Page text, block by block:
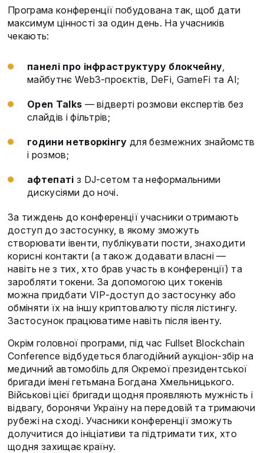
Програма конференції побудована так, щоб дати
максимум цінності за один день. На учасників
чекають:
панелі про інфраструктуру блокчейну
майбутнє Web3-проєктів, DeFi, GameFi та AI;
Open Talks — відверті розмови експертів без
слайдів і фільтрів;
години нетворкінгу для безмежних знайомств
і розмов;
афтепаті з DJ-сетом та неформальними
дискусіями до ночі.
За тиждень до конференції учасники отримають
доступ до застосунку, в якому зможуть
створювати івенти, публікувати пости, знаходити
корисні контакти (а також додавати власні —
навіть не з тих, хто брав участь в конференції) та
заробляти токени. За допомогою цих токенів
можна придбати VIP-доступ до застосунку або
обміняти їх на іншу криптовалюту після лістингу.
Застосунок працюватиме навіть після івенту.
Окрім головної програми, під час Fullset Blockchain
Conference відбудеться благодійний аукціон-збір на
медичний автомобіль для Окремої президентської
бригади імені гетьмана Богдана Хмельницького.
Військові цієї бригади щодня проявляють мужність і
відвагу, боронячи Україну на передовій та тримаючи
рубежі на сході. Учасники конференції зможуть
долучитися до ініціативи та підтримати тих, хто
щодня захищає країну.